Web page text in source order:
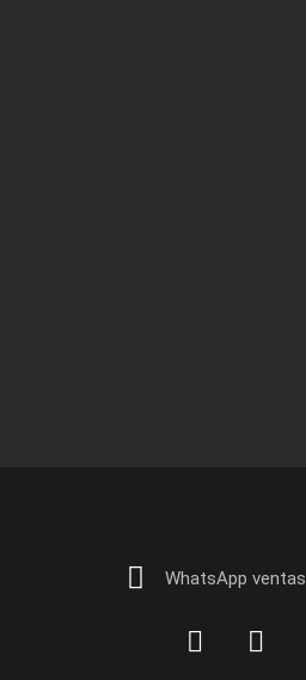
WhatsApp ventas